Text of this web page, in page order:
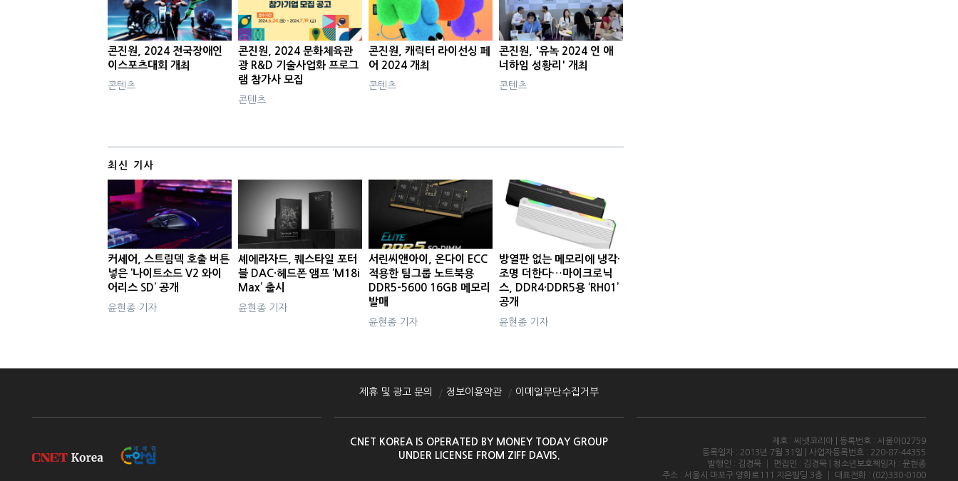
콘진원, 2024 전국장애인
이스포츠대회 개최
콘텐츠
콘진원, 2024 문화체육관
광 R&D 기술사업화 프로그
램 참가사 모집
콘텐츠
콘진원, 캐릭터 라이선싱 페
어 2024 개최
콘텐츠
콘진원, '유녹 2024 인 애
너하임 성황리' 개최
콘텐츠
최신 기사
커세어, 스트림덱 호출 버튼
넣은 ‘나이트소드 V2 와이
어리스 SD’ 공개
윤현종 기자
셰에라자드, 퀘스타일 포터
블 DAC·헤드폰 앰프 ‘M18i
Max’ 출시
윤현종 기자
서린씨앤아이, 온다이 ECC
적용한 팀그룹 노트북용
DDR5-5600 16GB 메모리
발매
윤현종 기자
방열판 없는 메모리에 냉각·
조명 더한다…마이크로닉
스, DDR4·DDR5용 ‘RH01’
공개
윤현종 기자
제휴 및 광고 문의 정보이용약관 이메일무단수집거부
CNET KOREA IS OPERATED BY MONEY TODAY GROUP
UNDER LICENSE FROM ZIFF DAVIS.
제호 : 씨넷코리아 | 등록번호 : 서울아02759
등록일자 : 2013년 7월 31일 | 사업자등록번호 : 220-87-44355
발행인 : 김경묵 │ 편집인 : 김경묵 | 청소년보호책임자 : 윤현종
주소 : 서울시 마포구 양화로111 지은빌딩 3층 │ 대표전화 : (02)330-0100